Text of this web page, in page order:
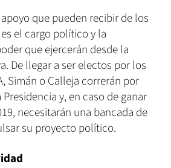
que pueden recibir de los
el cargo político y la
que ejercerán desde la
De llegar a ser electos por los
Simán o Calleja correrán por
y, en caso de ganar
necesitarán una bancada de
su proyecto político.